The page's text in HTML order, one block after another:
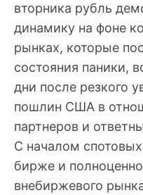
вторника рубль
динамику на фоне
рынках, которые
состояния паники,
дни после резкого
пошлин США в
партнеров и
С началом
бирже и
внебиржевого